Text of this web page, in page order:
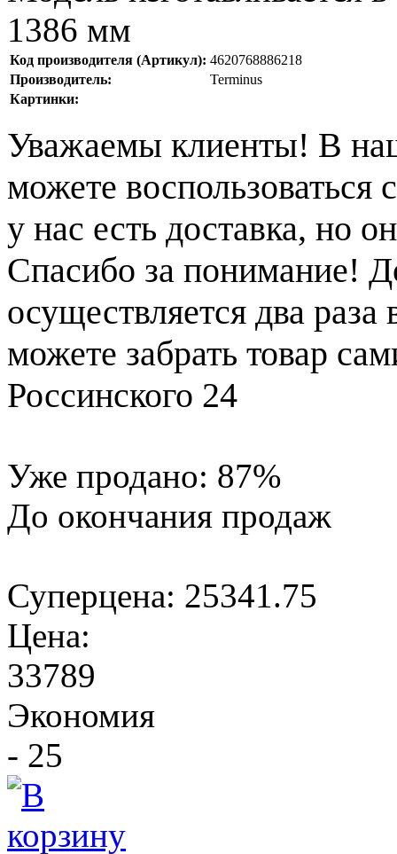
1386 мм
Код производителя (Артикул): 4620768886218
Производитель:
Terminus
Картинки:
Уважаемы клиенты! В
можете воспользоваться
у нас есть доставка, но
Спасибо за понимание!
осуществляется два
можете забрать товар
Россинского 24
Уже продано: 87%
До окончания продаж
Суперцена: 25341.75
Цена:
33789
Экономия
- 25